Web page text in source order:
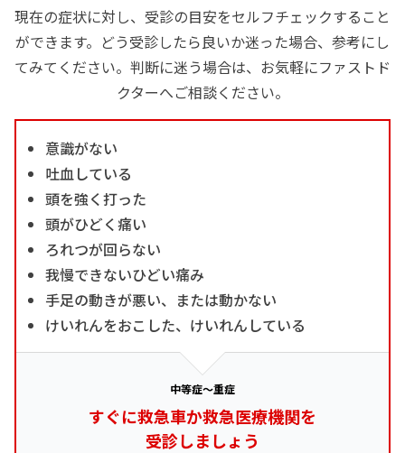
現在の症状に対し、受診の目安をセルフチェックすること
ができます。どう受診したら良いか迷った場合、参考にし
てみてください。判断に迷う場合は、お気軽にファストド
クターへご相談ください。
意識がない
吐血している
頭を強く打った
頭がひどく痛い
ろれつが回らない
我慢できないひどい痛み
手足の動きが悪い、または動かない
けいれんをおこした、けいれんしている
中等症～重症
すぐに救急車か救急医療機関を
受診しましょう